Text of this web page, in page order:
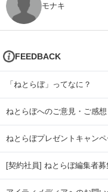
モナキ
FEEDBACK
「ねとらぼ」ってなに？
ねとらぼへのご意見・ご感想
ねとらぼプレゼントキャン
[契約社員] ねとらぼ編集者募